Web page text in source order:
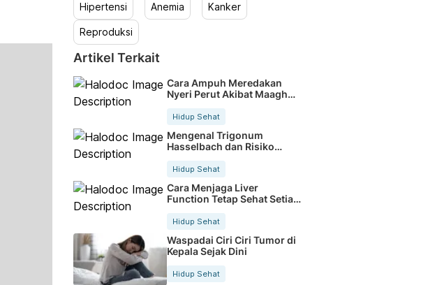
Hipertensi Anemia Kanker
Reproduksi
Artikel Terkait
Cara Ampuh Meredakan
Nyeri Perut Akibat Maagh
Hidup Sehat
Mengenal Trigonum
Hasselbach dan Risiko
Hidup Sehat
Cara Menjaga Liver
Function Tetap Sehat Setiap
Hidup Sehat
Waspadai Ciri Ciri Tumor di
Kepala Sejak Dini
Hidup Sehat